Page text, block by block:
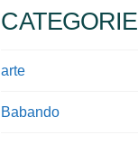
arte
Babando